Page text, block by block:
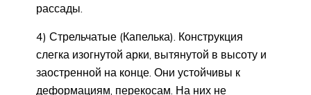
рассады.
4) Стрельчатые (Капелька). Конструкция
слегка изогнутой арки, вытянутой в высоту и
заостренной на конце. Они устойчивы к
деформациям, перекосам. На них не